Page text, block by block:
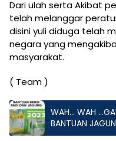
Dari ulah serta Akibat
telah melanggar
disini yuli diduga telah
negara yang
masyarakat.
( Team )
WAH… WAH
BANTUAN
BUMI NABUNG